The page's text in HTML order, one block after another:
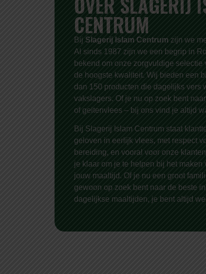
CENTRUM
Bij Slagerij Islam Centrum zijn we
Al sinds 1987 zijn we een begrip in
bekend om onze zorgvuldige
de hoogste kwaliteit. Wij bieden een
dan 150 producten die dagelijks vers
vakslagers. Of je nu op zoek bent
of geitenvlees – bij ons vind je altijd
Bij Slagerij Islam Centrum staat
geloven in eerlijk vlees, met respect
bereiding, en vooral voor onze
je klaar om je te helpen bij het maken
jouw maaltijd. Of je nu een groot
gewoon op zoek bent naar de beste
dagelijkse maaltijden, je bent altijd